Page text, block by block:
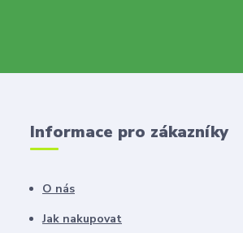
Informace pro zákazníky
O nás
Jak nakupovat